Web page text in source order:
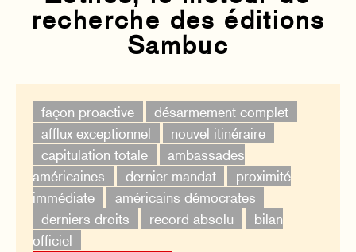
recherche des éditions
Sambuc
façon proactive
désarmement complet
afflux exceptionnel
nouvel itinéraire
capitulation totale
ambassades
américaines
dernier mandat
proximité
immédiate
américains démocrates
derniers droits
record absolu
bilan
officiel